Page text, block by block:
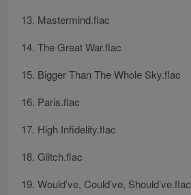
Mastermind.flac
The Great War.flac
Bigger Than The Whole Sky.flac
Paris.flac
High Infidelity.flac
Glitch.flac
Would’ve, Could’ve, Should’ve.flac